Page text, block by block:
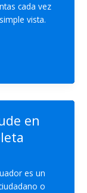
cada vez
vista.
en
es un
o